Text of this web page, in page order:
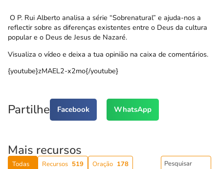
O P. Rui Alberto analisa a série “Sobrenatural” e ajuda-nos a
reflectir sobre as diferenças existentes entre o Deus da cultura
popular e o Deus de Jesus de Nazaré.
Visualiza o vídeo e deixa a tua opinião na caixa de comentários.
{youtube}zMAEL2-x2mo{/youtube}
Partilhe Facebook WhatsApp
Mais recursos
Todas Recursos 519 Oração 178